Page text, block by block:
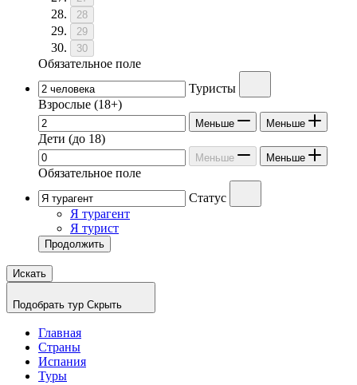
28
29
30
Обязательное поле
Туристы
Взрослые (18+)
Меньше Меньше
Дети (до 18)
Меньше Меньше
Обязательное поле
Статус
Я турагент
Я турист
Продолжить
Искать
Подобрать тур Скрыть
Главная
Страны
Испания
Туры